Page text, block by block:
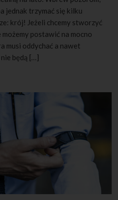
jednak trzymać się kilku
krój! Jeżeli chcemy stworzyć
postawić na mocno
musi oddychać a nawet
będą […]